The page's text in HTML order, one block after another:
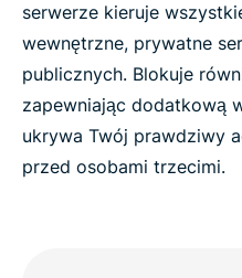
serwerze kieruje
wewnętrzne, prywatne
publicznych. Blokuje
zapewniając dodatkową
ukrywa Twój prawdziwy
przed osobami trzecimi.